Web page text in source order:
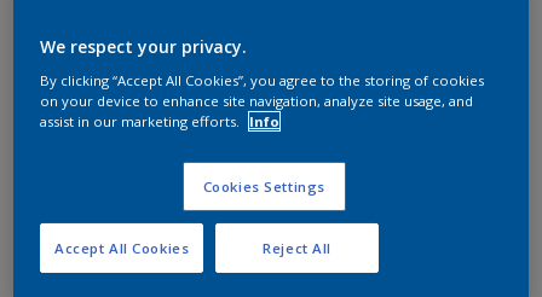
We respect your privacy.
By clicking “Accept All Cookies”, you agree to the storing of cookies
on your device to enhance site navigation, analyze site usage, and
assist in our marketing efforts.
Info
Cookies Settings
Reject All
Accept All Cookies